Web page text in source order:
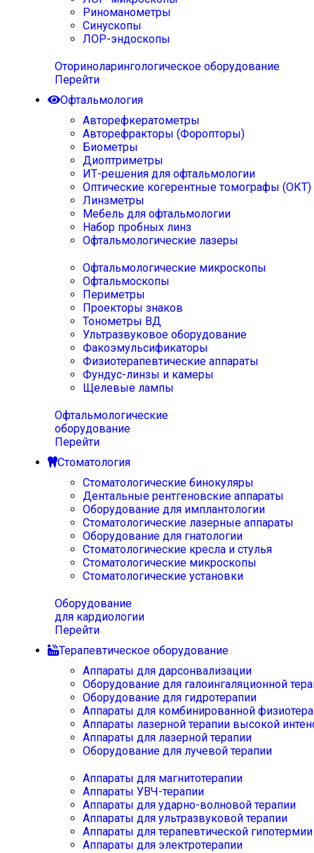
Риноманометры
Синускопы
ЛОР-эндоскопы
Оториноларингологическое оборудование
Перейти
Офтальмология
Авторефкератометры
Авторефракторы (Форопторы)
Биометры
Диоптриметры
ИТ-решения для офтальмологии
Оптические когерентные томографы (ОКТ)
Линзметры
Мебель для офтальмологии
Набор пробных линз
Офтальмологические лазеры
Офтальмологические микроскопы
Офтальмоскопы
Периметры
Проекторы знаков
Тонометры ВД
Ультразвуковое оборудование
Факоэмульсификаторы
Физиотерапевтические аппараты
Фундус-линзы и камеры
Щелевые лампы
Офтальмологические
оборудование
Перейти
Стоматология
Стоматологические бинокуляры
Дентальные рентгеновские аппараты
Оборудование для имплантологии
Стоматологические лазерные аппараты
Оборудование для гнатологии
Стоматологические кресла и стулья
Стоматологические микроскопы
Стоматологические установки
Оборудование
для кардиологии
Перейти
Терапевтическое оборудование
Аппараты для дарсонвализации
Оборудование для галоингаляционной
Оборудование для гидротерапии
Аппараты для комбинированной
Аппараты лазерной терапии высокой
Аппараты для лазерной терапии
Оборудование для лучевой терапии
Аппараты для магнитотерапии
Аппараты УВЧ-терапии
Аппараты для ударно-волновой терапии
Аппараты для ультразвуковой терапии
Аппараты для терапевтической
Аппараты для электротерапии